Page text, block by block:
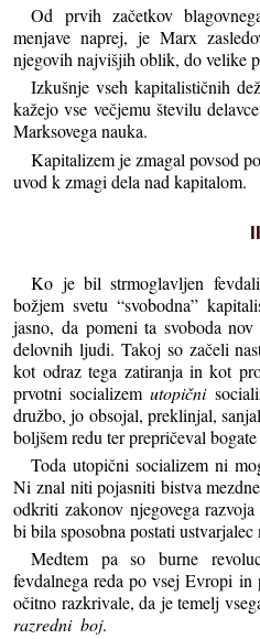
Od prvih začetkov
menjave naprej, je Marx
njegovih najvišjih oblik, do velike
Izkušnje vseh kapitalističnih
kažejo vse večjemu številu
Marksovega nauka.
Kapitalizem je zmagal povsod
uvod k zmagi dela nad kapitalom.
Ko je bil strmoglavljen
božjem svetu “svobodna”
jasno, da pomeni ta svoboda
delovnih ljudi. Takoj so začeli
kot odraz tega zatiranja in kot
prvotni socializemutopični
družbo, jo obsojal, preklinjal,
boljšem redu ter prepričeval
Toda utopični socializem ni
Ni znal niti pojasniti bistva
odkriti zakonov njegovega
bi bila sposobna postati ustvarjalec
Medtem pa so burne
fevdalnega reda po vsej Evropi
očitno razkrivale, da je temelj
razredni boj.